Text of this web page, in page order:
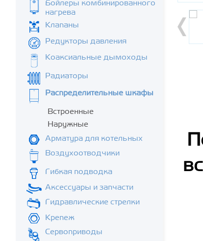
Бойлеры комбинированного
нагрева
Клапаны
Редукторы давления
Коаксиальные дымоходы
Радиаторы
Распределительные шкафы
Встроенные
Наружные
Арматура для котельных
Воздухоотводчики
Гибкая подводка
Аксессуары и запчасти
Гидравлические стрелки
Крепеж
Сервоприводы